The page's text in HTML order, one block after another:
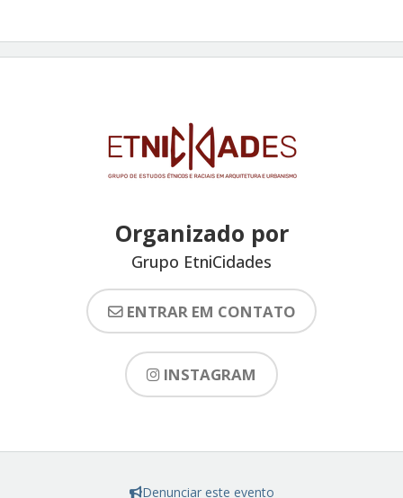
Organizado por
Grupo EtniCidades
ENTRAR EM CONTATO
INSTAGRAM
Denunciar este evento